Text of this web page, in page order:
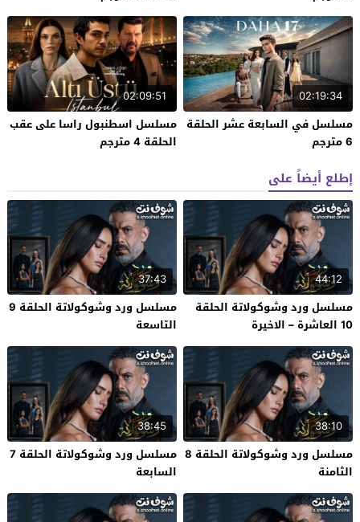
02:19:34
مسلسل في السابعة عشر الحلقة
6 مترجم
02:09:51
مسلسل اسطنبول راسا على عقب
الحلقة 4 مترجم
إطلع أيضاً على
44:12
مسلسل ورد وشوكولاتة الحلقة
10 العاشرة – الاخيرة
37:43
مسلسل ورد وشوكولاتة الحلقة 9
التاسعة
38:10
مسلسل ورد وشوكولاتة الحلقة 8
الثامنة
38:45
مسلسل ورد وشوكولاتة الحلقة 7
السابعة